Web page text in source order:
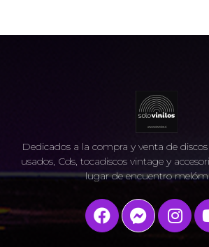
Dedicados a la compra y venta de
usados, Cds, tocadiscos vintage y
lugar de encuentro